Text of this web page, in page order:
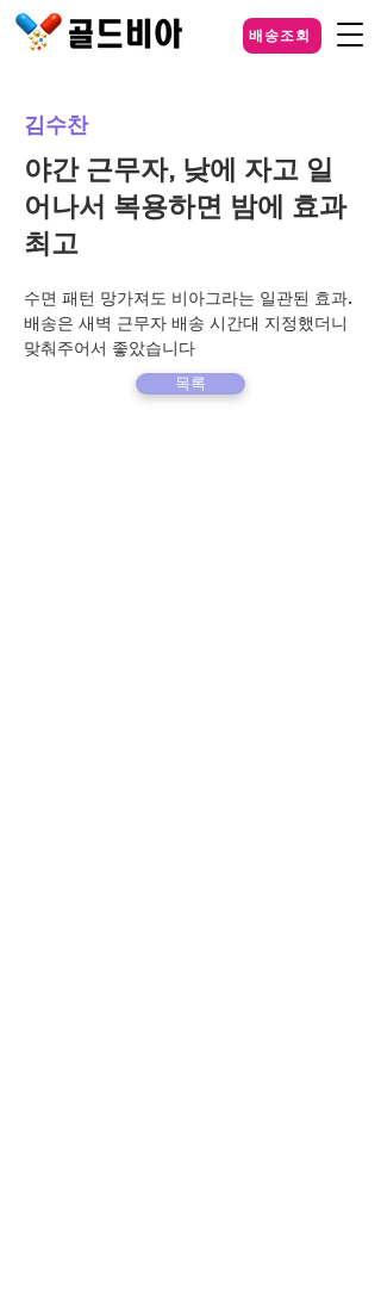
배송조회
김수찬
야간 근무자, 낮에 자고 일
어나서 복용하면 밤에 효과
최고
수면 패턴 망가져도 비아그라는 일관된 효과.
배송은 새벽 근무자 배송 시간대 지정했더니
맞춰주어서 좋았습니다
목록